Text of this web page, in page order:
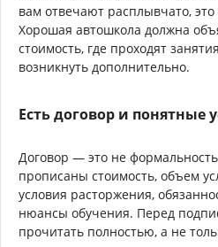
вам отвечают расплывчато,
Хорошая автошкола должна
стоимость, где проходят
возникнуть дополнительно.
Есть договор и понятные
Договор — это не
прописаны стоимость, объем
условия расторжения,
нюансы обучения. Перед
прочитать полностью, а не